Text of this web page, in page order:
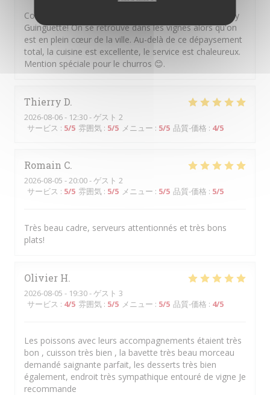
Comment s'évader sans partir très loin? En allant à Issy
Guinguette! On se retrouve dans les vignes alors qu'on
est en plein cœur de la ville. Au-delà de ce dépaysement
total, la cuisine est excellente, le service est chaleureux.
Mention spéciale pour le churros 😊.
Thierry D
2026-08-06- 12:30 - ゲスト 2
サービス : 5/5 雰囲気 : 5/5 メニュー : 5/5 品質-価格 : 4/5
Romain C
2026-08-05 - 20:00 - ゲスト 2
サービス : 5/5 雰囲気 : 5/5 メニュー : 5/5 品質-価格 : 5/5
Très beau cadre, serveurs attentionnés et très bons
plats!
Olivier H
2026-08-05 - 19:30 - ゲスト 3
サービス : 4/5 雰囲気 : 5/5 メニュー : 5/5 品質-価格 : 4/5
Les poissons avec leurs accompagnements étaient très
bon , cuisson très bien , la bavette très beau morceau
demandé saignante parfait, les desserts très bien
également, endroit très sympathique entouré de vigne Je
recommande